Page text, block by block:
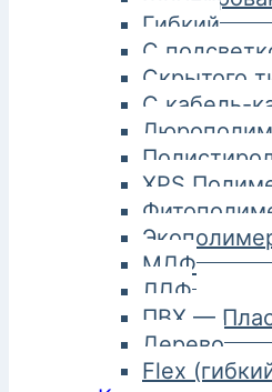
Гибкий
С
Скрытого
С кабель-
XPS
МДФ
ЛДФ
ПВХ —
Дерево
Flex